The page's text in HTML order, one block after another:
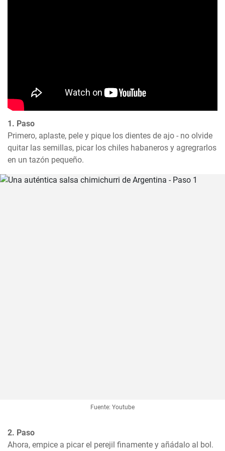
1. Paso
Primero, aplaste, pele y pique los dientes de ajo - no olvide
quitar las semillas, picar los chiles habaneros y agregrarlos
en un tazón pequeño.
Fuente: Youtube
2. Paso
Ahora, empice a picar el perejil finamente y añádalo al bol.